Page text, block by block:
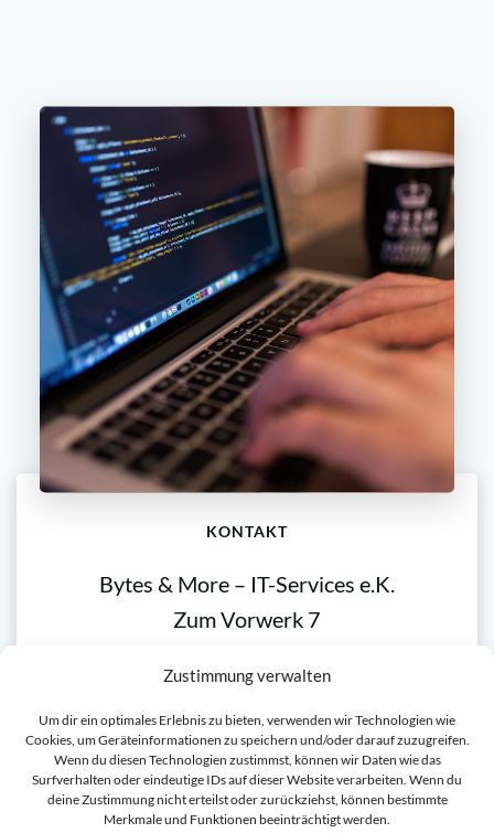
Zustimmung verwalten
Um dir ein optimales Erlebnis zu bieten, verwenden wir Technologien wie
Cookies, um Geräteinformationen zu speichern und/oder darauf zuzugreifen.
Wenn du diesen Technologien zustimmst, können wir Daten wie das
Surfverhalten oder eindeutige IDs auf dieser Website verarbeiten. Wenn du
deine Zustimmung nicht erteilst oder zurückziehst, können bestimmte
Merkmale und Funktionen beeinträchtigt werden.
KONTAKT
Bytes & More – IT-Services e.K.
Zum Vorwerk 7
info@bytesandmore.de
Telefon: 0173/209 73 63